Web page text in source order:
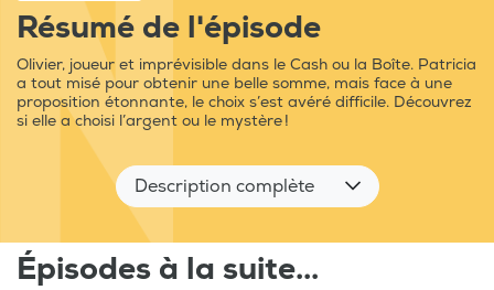
Résumé de l'épisode
Olivier, joueur et imprévisible dans le Cash ou la Boîte. Patricia
a tout misé pour obtenir une belle somme, mais face à une
proposition étonnante, le choix s’est avéré difficile. Découvrez
si elle a choisi l’argent ou le mystère !
Description complète
Épisodes à la suite...